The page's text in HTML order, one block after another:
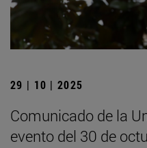
29 | 10 | 2025
Comunicado de la
evento del 30 de